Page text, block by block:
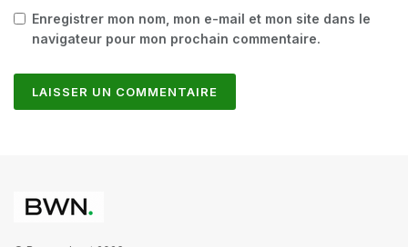
Enregistrer mon nom, mon e-mail et mon site dans le
navigateur pour mon prochain commentaire.